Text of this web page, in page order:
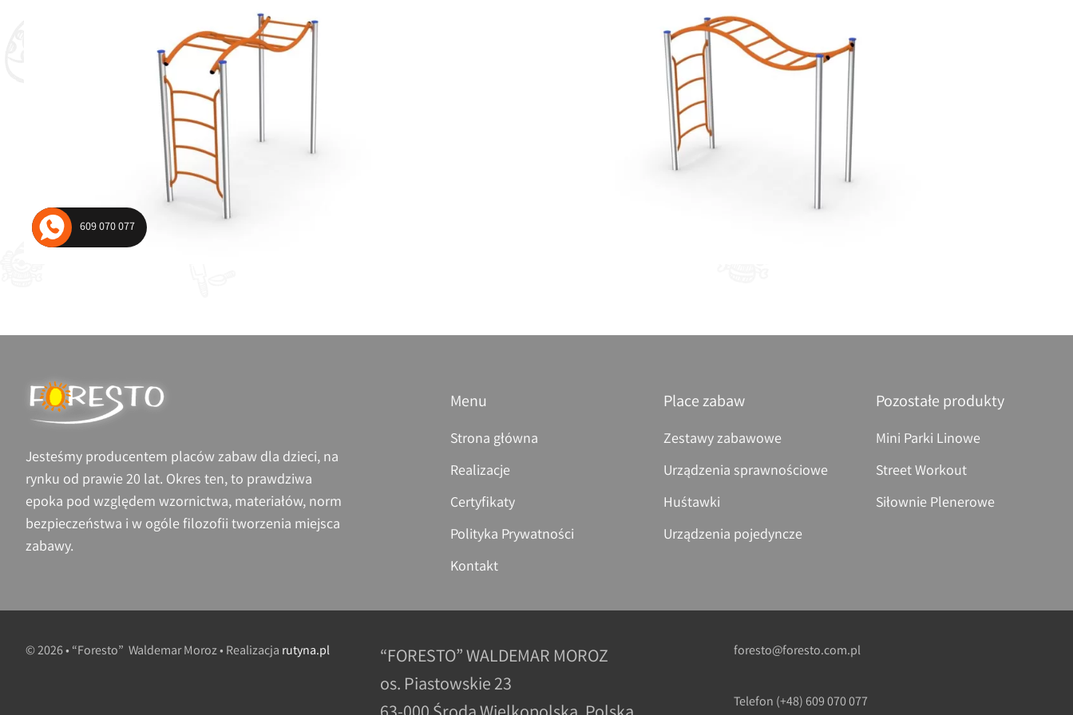
Urządzenia komunalne na
plac zabaw
Jesteśmy producentem placów zabaw dla dzieci, na
rynku od prawie 20 lat. Okres ten, to prawdziwa
epoka pod względem wzornictwa, materiałów, norm
bezpieczeństwa i w ogóle filozofii tworzenia miejsca
zabawy.
Menu
Strona główna
Realizacje
Certyfikaty
Polityka Prywatności
Kontakt
Place zabaw
Zestawy zabawowe
Urządzenia sprawnościowe
Huśtawki
Urządzenia pojedyncze
Pozostałe produkty
Mini Parki Linowe
Street Workout
Siłownie Plenerowe
© 2026 • “Foresto” Waldemar Moroz • Realizacja rutyna.pl
“FORESTO” WALDEMAR MOROZ
os. Piastowskie 23
foresto@foresto.com.pl
Telefon (+48) 609 070 077
609 070 077